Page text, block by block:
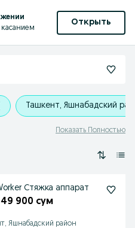
Открыть
Ташкент, Яшнабадский
Показать Полностью
Стяжка аппарат
900 сум
Яшнабадский район